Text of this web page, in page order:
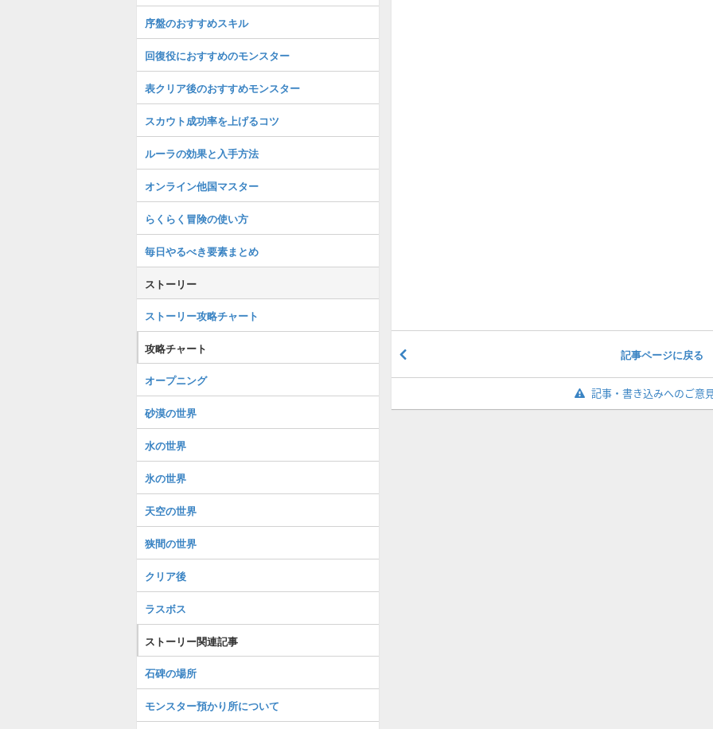
記事ページに戻る
記事・書き込みへのご意
序盤のおすすめスキル
回復役におすすめのモンスター
表クリア後のおすすめモンスター
スカウト成功率を上げるコツ
ルーラの効果と入手方法
オンライン他国マスター
らくらく冒険の使い方
毎日やるべき要素まとめ
ストーリー
ストーリー攻略チャート
攻略チャート
オープニング
砂漠の世界
水の世界
氷の世界
天空の世界
狭間の世界
クリア後
ラスボス
ストーリー関連記事
石碑の場所
モンスター預かり所について